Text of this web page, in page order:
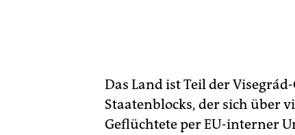
Das Land ist Teil der
Staatenblocks, der sich über
Geflüchtete per EU-interner